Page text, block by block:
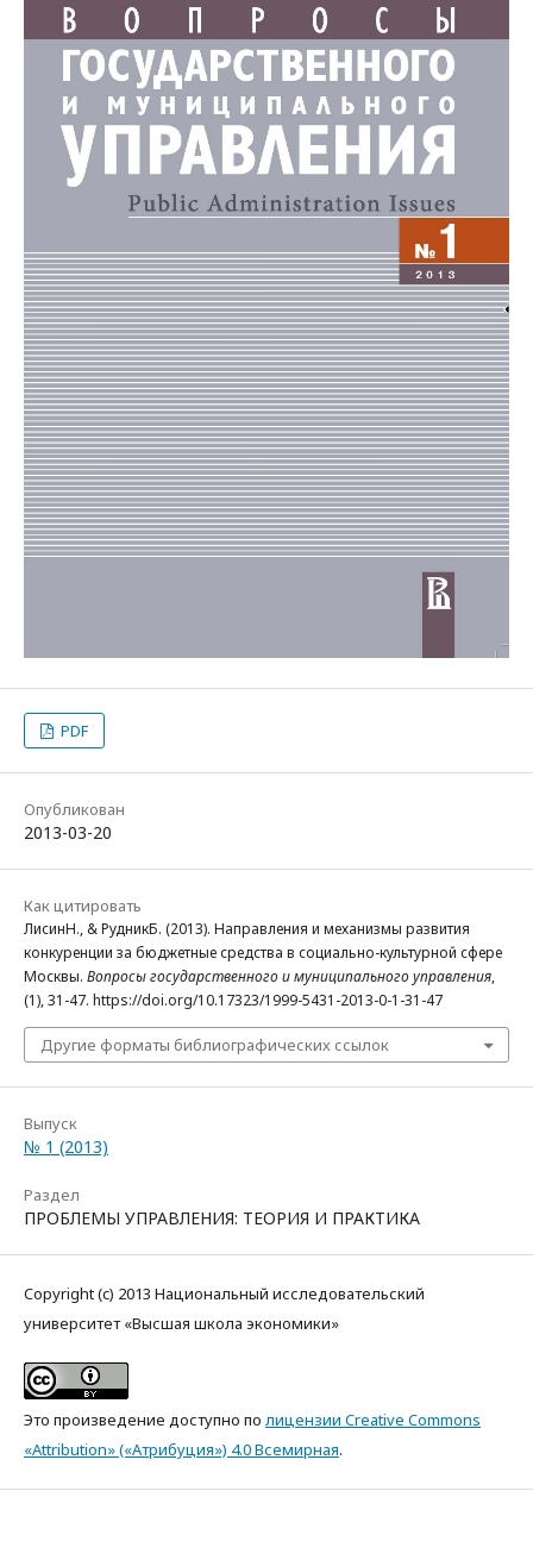
PDF
Опубликован
2013-03-20
Как цитировать
ЛисинН., & РудникБ. (2013). Направления и механизмы развития
конкуренции за бюджетные средства в социально-культурной сфере
Москвы. Вопросы государственного и муниципального управления,
(1), 31-47. https://doi.org/10.17323/1999-5431-2013-0-1-31-47
Другие форматы библиографических ссылок
Выпуск
№ 1 (2013)
Раздел
ПРОБЛЕМЫ УПРАВЛЕНИЯ: ТЕОРИЯ И ПРАКТИКА
Copyright (c) 2013 Национальный исследовательский
университет «Высшая школа экономики»
Это произведение доступно по лицензии Creative Commons
«Attribution» («Атрибуция») 4.0 Всемирная.